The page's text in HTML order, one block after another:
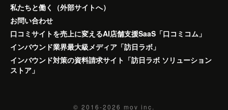
私たちと働く（外部サイトへ）
お問い合わせ
口コミサイトを売上に変えるAI店舗支援SaaS「口コミコム」
インバウンド業界最大級メディア「訪日ラボ」
インバウンド対策の資料請求サイト「訪日ラボ ソリューション
ストア」
© 2016-2026 mov inc.